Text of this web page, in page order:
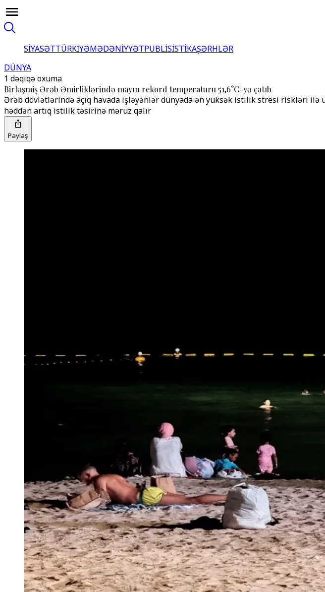
SİYASƏTTÜRKİYƏMƏDƏNİYYƏTPUBLİSİSTİKAŞƏRHLƏR
DÜNYA
1 dəqiqə oxuma
Birləşmiş Ərəb Əmirliklərində mayın rekord temperaturu 51,6°C-yə çatıb
Ərəb dövlətlərində açıq havada işləyənlər dünyada ən yüksək istilik stresi riskləri ilə
həddən artıq istilik təsirinə məruz qalır
Paylaş